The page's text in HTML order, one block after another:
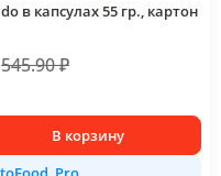
в капсулах 55 гр., картон
545.90₽
В корзину